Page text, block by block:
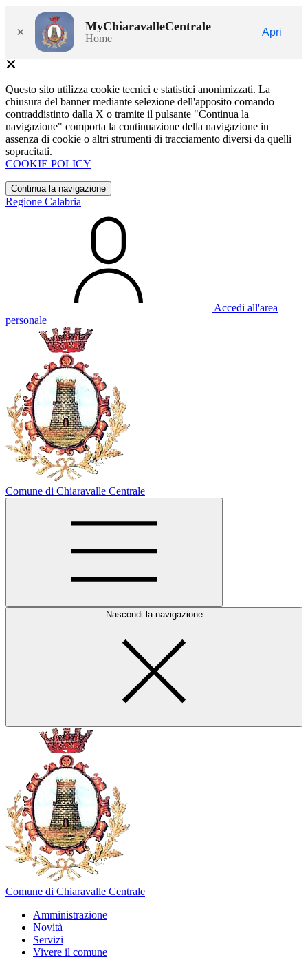
× MyChiaravalleCentrale
Home
Apri
Questo sito utilizza cookie tecnici e statistici anonimizzati. La
chiusura del banner mediante selezione dell'apposito comando
contraddistinto dalla X o tramite il pulsante "Continua la
navigazione" comporta la continuazione della navigazione in
assenza di cookie o altri strumenti di tracciamento diversi da quelli
sopracitati.
COOKIE POLICY
Continua la navigazione
Regione Calabria
Accedi all'area
personale
Comune di Chiaravalle Centrale
Nascondi la navigazione
Comune di Chiaravalle Centrale
Amministrazione
Novità
Servizi
Vivere il comune